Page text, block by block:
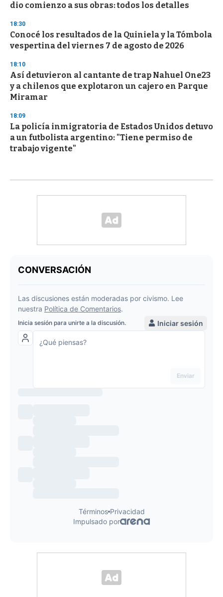
dio comienzo a sus obras: todos los detalles
18:30
Conocé los resultados de la Quiniela y la Tómbola
vespertina del viernes 7 de agosto de 2026
18:10
Así detuvieron al cantante de trap Nahuel One23
y a chilenos que explotaron un cajero en Parque
Miramar
18:09
La policía inmigratoria de Estados Unidos detuvo
a un futbolista argentino: "Tiene permiso de
trabajo vigente"